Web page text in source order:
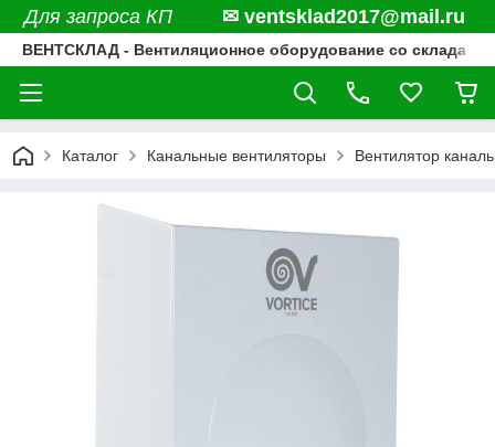
Для запроса КП ✉ ventsklad2017@mail.ru
ВЕНТСКЛАД - Вентиляционное оборудование со склада
Каталог Канальные вентиляторы Вентилятор